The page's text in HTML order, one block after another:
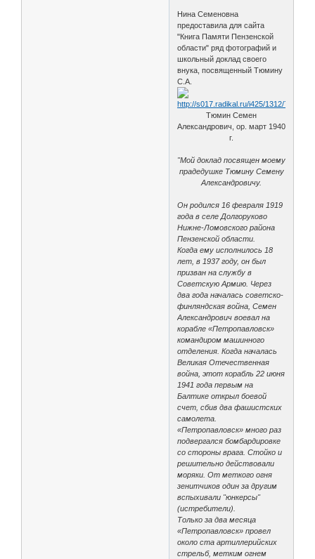
Нина Семеновна
предоставила для сайта
"Книга Памяти Пензенской
области" ряд фотографий и
школьный доклад своего
внука, посвященный Тюмину
С.А.
Тюмин Семен
Александрович, ор. март 1940
г.
"Мой доклад посвящен моему
прадедушке Тюмину Семену
Александровичу.
Он родился 16 февраля 1919
года в селе Долгоруково
Нижне-Ломовского района
Пензенской области.
Когда ему исполнилось 18
лет, в 1937 году, он был
призван на службу в
Советскую Армию. Через
два года началась советско-
финляндская война, Семен
Александрович воевал на
корабле «Петропавловск»
командиром машинного
отделения. Когда началась
Великая Отечественная
война, этот корабль 22 июня
1941 года первым на
Балтике открыл боевой
счет, сбив два фашистских
самолета.
«Петропавловск» много раз
подвергался бомбардировке
со стороны врага. Стойко и
решительно действовали
моряки. От меткого огня
зенитчиков один за другим
вспыхивали "юнкерсы"
(истребители).
Только за два месяца
«Петропавловск» провел
около ста артиллерийских
стрельб, метким огнем